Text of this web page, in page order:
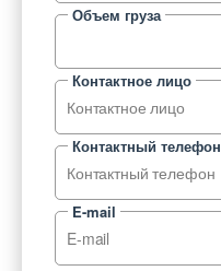
Объем груза
Контактное лицо
Контактный телефон
E-mail